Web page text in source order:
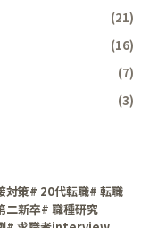
(21)
(16)
(7)
(3)
対策# 20代転職# 転職
二新卒# 職種研究